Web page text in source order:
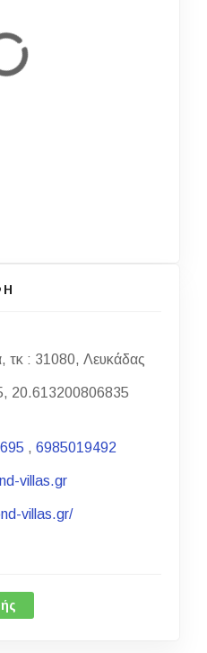
τκ : 31080, Λευκάδας
20.613200806835
,6985019492
villas.gr
villas.gr/